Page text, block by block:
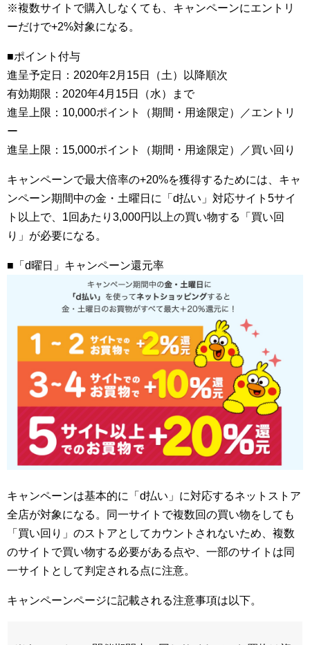
※複数サイトで購入しなくても、キャンペーンにエントリ
ーだけで+2%対象になる。
■ポイント付与
進呈予定日：2020年2月15日（土）以降順次
有効期限：2020年4月15日（水）まで
進呈上限：10,000ポイント（期間・用途限定）／エントリ
ー
進呈上限：15,000ポイント（期間・用途限定）／買い回り
キャンペーンで最大倍率の+20%を獲得するためには、キャ
ンペーン期間中の金・土曜日に「d払い」対応サイト5サイ
ト以上で、1回あたり3,000円以上の買い物する「買い回
り」が必要になる。
■「d曜日」キャンペーン還元率
キャンペーンは基本的に「d払い」に対応するネットストア
全店が対象になる。同一サイトで複数回の買い物をしても
「買い回り」のストアとしてカウントされないため、複数
のサイトで買い物する必要がある点や、一部のサイトは同
一サイトとして判定される点に注意。
キャンペーンページに記載される注意事項は以下。